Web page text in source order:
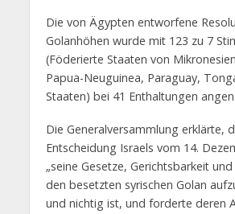
Die von Ägypten entworfene
Golanhöhen wurde mit 123 zu 7
(Föderierte Staaten von
Papua-Neuguinea, Paraguay,
Staaten) bei 41 Enthaltungen
Die Generalversammlung erklärte,
Entscheidung Israels vom 14.
„seine Gesetze, Gerichtsbarkeit
den besetzten syrischen Golan
und nichtig ist, und forderte deren